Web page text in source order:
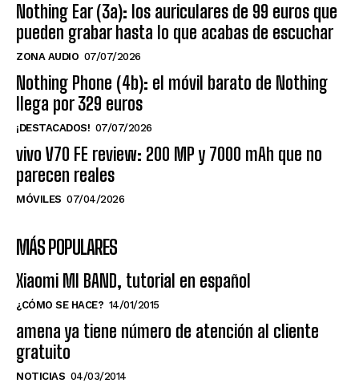
Nothing Ear (3a): los auriculares de 99 euros que
pueden grabar hasta lo que acabas de escuchar
ZONA AUDIO 07/07/2026
Nothing Phone (4b): el móvil barato de Nothing
llega por 329 euros
¡DESTACADOS! 07/07/2026
vivo V70 FE review: 200 MP y 7000 mAh que no
parecen reales
MÓVILES 07/04/2026
MÁS POPULARES
Xiaomi MI BAND, tutorial en español
¿CÓMO SE HACE? 14/01/2015
amena ya tiene número de atención al cliente
gratuito
NOTICIAS 04/03/2014